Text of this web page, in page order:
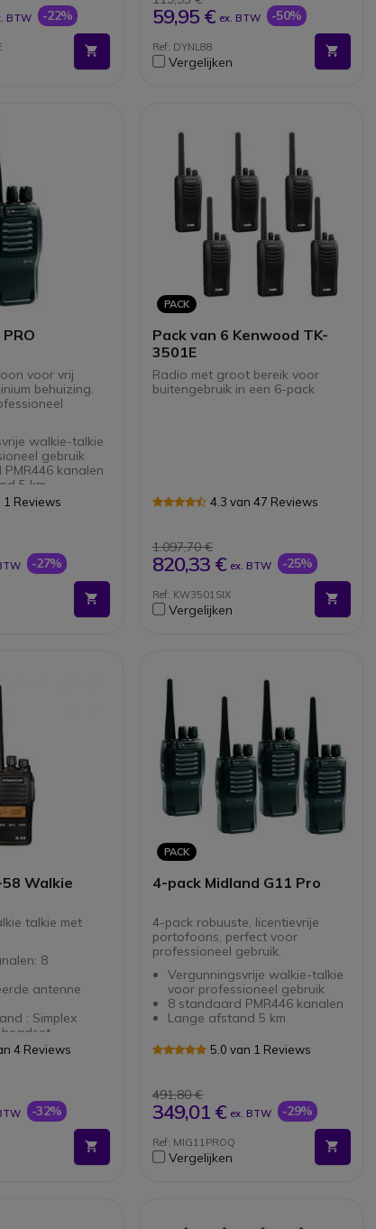
van zeer
encryptie
functies
BTW -22%
Geïntegreerde antenne
59,95 € ex. BTW -50%
Ref: DYNL88
Vergelijken
voor vrij
behuizing.
walkie-talkie
gebruik
kanalen
5 km
1 Reviews
-27%
PACK
Pack van 6 Kenwood TK-
3501E
Radio met groot bereik voor
buitengebruik in een 6-pack
4.3 van 47 Reviews
1.097,70 €
820,33 € ex. BTW -25%
Ref: KW3501SIX
Vergelijken
Walkie
talkie met
8
antenne
: Simplex
type 2-pin
4 Reviews
-32%
PACK
4-pack Midland G11 Pro
4-pack robuuste, licentievrije
portofoons, perfect voor
professioneel gebruik.
Vergunningsvrije walkie-talkie
voor professioneel gebruik
8 standaard PMR446 kanalen
Lange afstand 5 km
5.0 van 1 Reviews
491,80 €
349,01 € ex. BTW -29%
Ref: MIG11PROQ
Vergelijken